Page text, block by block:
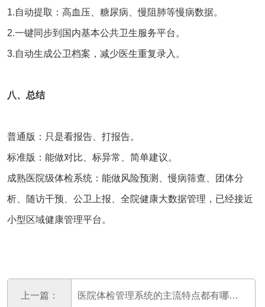
1.自动提取：高血压、糖尿病、慢阻肺等慢病数据。
2.一键同步到国内基本公共卫生服务平台。
3.自动生成公卫档案，减少医生重复录入。
八、总结
普通版：只是看报告、打报告。
标准版：能做对比、标异常、简单建议。
成熟医院级体检系统：能做风险预测、慢病筛查、团体分
析、随访干预、公卫上报、全院健康大数据管理，已经接近
小型区域健康管理平台。
上一篇： 医院体检管理系统的主流特点都有哪些？